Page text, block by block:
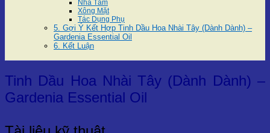
Nhà Tắm
Xông Mặt
Tác Dụng Phụ
5. Gợi Ý Kết Hợp Tinh Dầu Hoa Nhài Tây (Dành Dành) –
Gardenia Essential Oil
6. Kết Luận
Tinh Dầu Hoa Nhài Tây (Dành Dành) –
Gardenia Essential Oil
Tinh Dầu Hoa Nhài Tây (Dành Dành) – Gardenia Essential